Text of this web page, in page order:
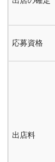
応募資格
出店料